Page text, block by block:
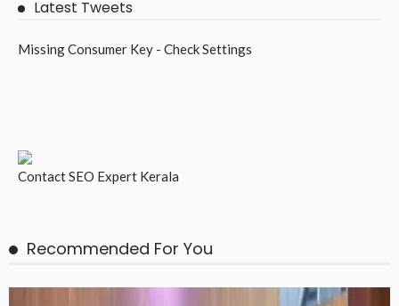
Latest Tweets
Missing Consumer Key - Check Settings
ContactSEO Expert Kerala
Recommended For You